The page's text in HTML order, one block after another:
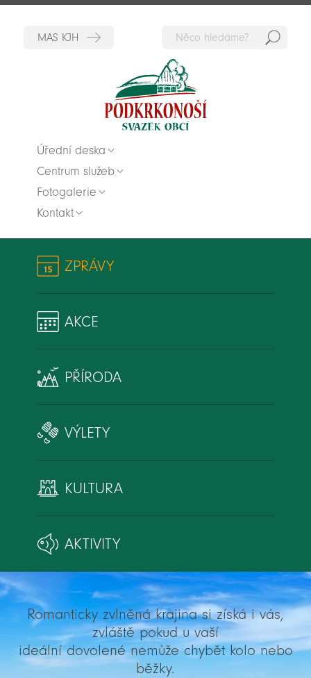
Úřední deska
Centrum služeb
Fotogalerie
Kontakt
ZPRÁVY
AKCE
PŘÍRODA
VÝLETY
KULTURA
AKTIVITY
Romanticky zvlněná krajina si získá i vás,
zvláště pokud u vaší
ideální dovolené nemůže chybět kolo nebo
běžky.